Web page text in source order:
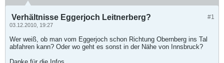
#1
Verhältnisse Eggerjoch Leitnerberg?
03.12.2010, 19:27
Wer weiß, ob man vom Eggerjoch schon Richtung Obernberg ins Tal
abfahren kann? Oder wo geht es sonst in der Nähe von Innsbruck?